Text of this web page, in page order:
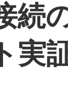
続
実